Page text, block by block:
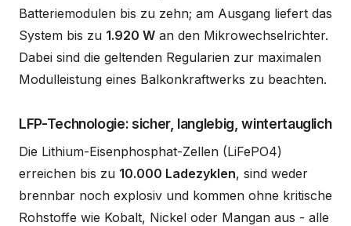
Batteriemodulen bis zu zehn; am Ausgang liefert das
System bis zu 1.920 W an den Mikrowechselrichter.
Dabei sind die geltenden Regularien zur maximalen
Modulleistung eines Balkonkraftwerks zu beachten.
LFP-Technologie: sicher, langlebig, wintertauglich
Die Lithium-Eisenphosphat-Zellen (LiFePO4)
erreichen bis zu 10.000 Ladezyklen, sind weder
brennbar noch explosiv und kommen ohne kritische
Rohstoffe wie Kobalt, Nickel oder Mangan aus - alle